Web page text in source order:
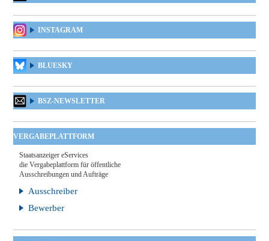
INSTAGRAM
BLUESKY
BSZ-NEWSLETTER
VERGABEPLATTFORM
Staatsanzeiger eServices
die Vergabeplattform für öffentliche
Ausschreibungen und Aufträge
Ausschreiber
Bewerber